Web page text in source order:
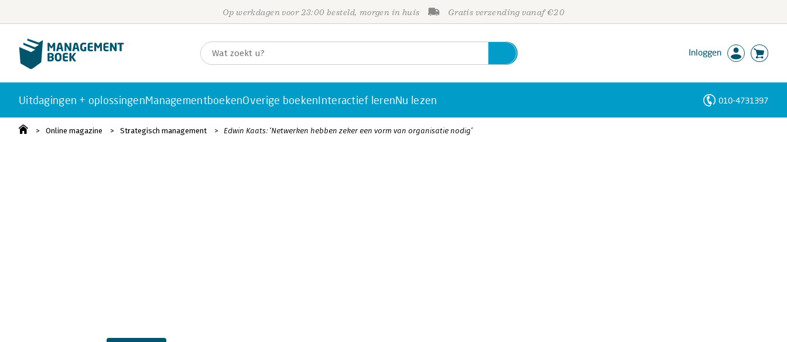
Op werkdagen voor 23:00 besteld, morgen in huis Gratis verzending vanaf €20
Inloggen
Uitdagingen + oplossingenManagementboekenOverige boekenInteractief lerenNu lezen 010-4731397
Online magazine Strategisch management Edwin Kaats: ‘Netwerken hebben zeker een vorm van organisatie nodig’
Personen